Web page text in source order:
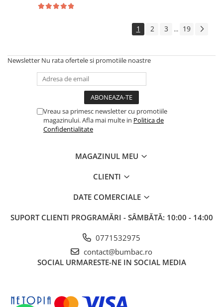
1 2 3 ... 19
Newsletter Nu rata ofertele si promotiile noastre
Vreau sa primesc newsletter cu promotiile
magazinului. Afla mai multe in Politica de
Confidentialitate
MAGAZINUL MEU
CLIENTI
DATE COMERCIALE
SUPORT CLIENTI PROGRAMĂRI - SÂMBĂTĂ: 10:00 - 14:00
0771532975
contact@bumbac.ro
SOCIAL URMARESTE-NE IN SOCIAL MEDIA